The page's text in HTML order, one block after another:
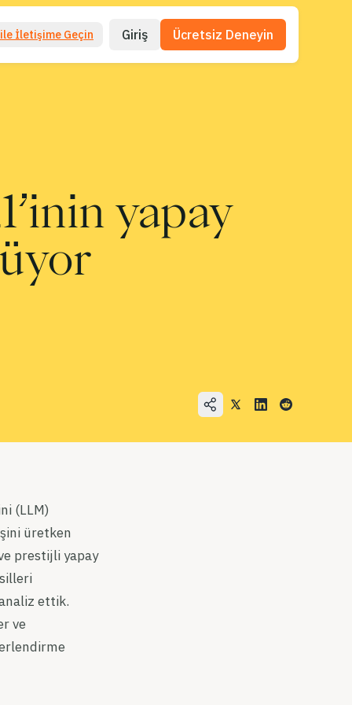
ile İletişime Geçin Giriş Ücretsiz Deneyin
yapay
(LLM)
üretken
prestijli yapay
ettik.
ve